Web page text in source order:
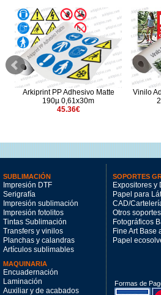
Arkiprint PP Adhesivo Matte
190µ 0,61x30m
45.36€
Vinilo
SUBLIMACIÓN
Impresión DTF
Serigrafía
Impresión sublimación
Impresión fotolitos
Tintas Sublimación
Transfers y vinilos
Planchas y calandras
Artículos sublimables
MAQUINARIA
Encuadernación
Laminación
Auxiliar y de acabados
SOPORTES
Expositores y
Papel para
CAD/
Otros soportes
Fotográficos
Fine Art Base
Papel
Formas de